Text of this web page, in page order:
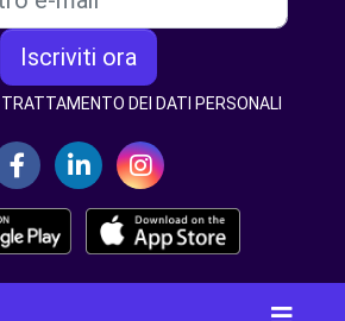
Iscriviti ora
TRATTAMENTO DEI DATI PERSONALI